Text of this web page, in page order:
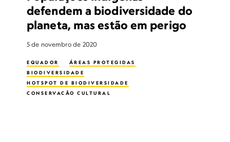
defendem a biodiversidade do
planeta, mas estão em perigo
5 de novembro de 2020
EQUADOR
ÁREAS PROTEGIDAS
BIODIVERSIDADE
HOTSPOT DE BIODIVERSIDADE
CONSERVAÇÃO CULTURAL